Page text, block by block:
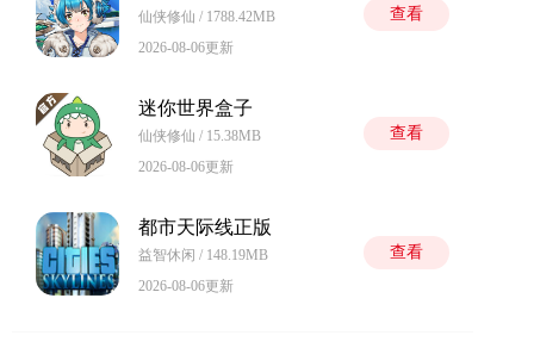
仙侠修仙 / 1788.42MB
2026-08-06更新
查看
迷你世界盒子
仙侠修仙 / 15.38MB
2026-08-06更新
查看
都市天际线正版
益智休闲 / 148.19MB
2026-08-06更新
查看